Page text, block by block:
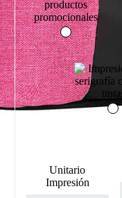
Unitario
Impresión